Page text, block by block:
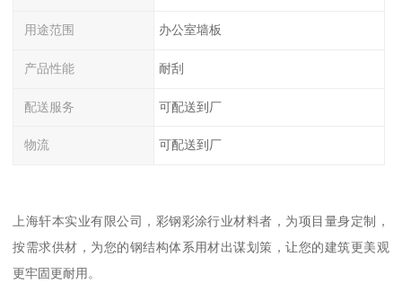
用途范围 办公室墙板
产品性能 耐刮
配送服务 可配送到厂
物流 可配送到厂
上海轩本实业有限公司，彩钢彩涂行业材料者，为项目量身定制，
按需求供材，为您的钢结构体系用材出谋划策，让您的建筑更美观
更牢固更耐用。